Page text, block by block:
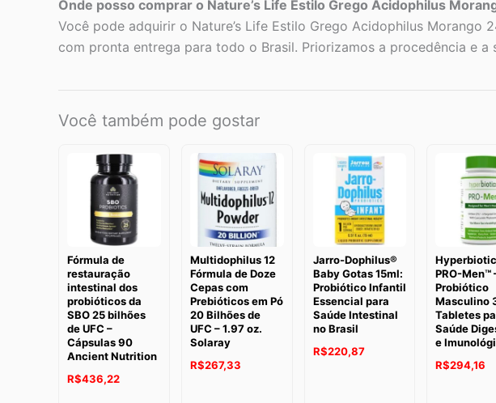
Onde posso comprar o Nature’s Life Estilo Grego Acidophilus
Você pode adquirir o Nature’s Life Estilo Grego Acidophilus
com pronta entrega para todo o Brasil. Priorizamos a procedência e a
Você também pode gostar
Fórmula de
restauração
intestinal dos
probióticos da
SBO 25 bilhões
de UFC –
Cápsulas 90
Ancient Nutrition
R$436,22
Multidophilus 12
Fórmula de Doze
Cepas com
Prebióticos em Pó
20 Bilhões de
UFC – 1.97 oz.
Solaray
R$267,33
Jarro-Dophilus®
Baby Gotas 15ml:
Probiótico Infantil
Essencial para
Saúde Intestinal
no Brasil
R$220,87
PRO-Men™
Probiótico
Masculino
Tabletes
Saúde
e
R$294,16